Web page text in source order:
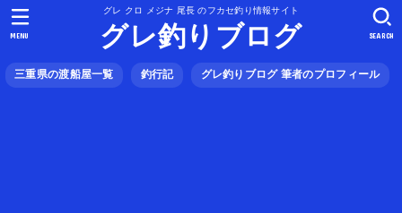
グレ クロ メジナ 尾長 のフカセ釣り情報サイト
グレ釣りブログ
三重県の渡船屋一覧 釣行記 グレ釣りブログ 筆者のプロフィール
SEARCH
MENU